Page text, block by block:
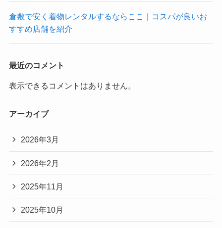
倉敷で安く着物レンタルするならここ｜コスパが良いお
すすめ店舗を紹介
最近のコメント
表示できるコメントはありません。
アーカイブ
2026年3月
2026年2月
2025年11月
2025年10月